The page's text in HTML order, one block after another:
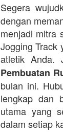
Segera
dengan
menjadi mitra
Jogging Track
atletik Anda.
Pembuatan
bulan ini.
lengkap dan
utama yang
dalam setiap